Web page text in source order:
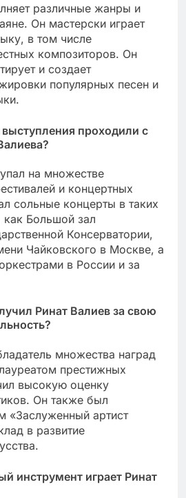
различные жанры и
Он мастерски играет
в том числе
композиторов. Он
и создает
популярных песен и
проходили с
на множестве
и концертных
сольные концерты в таких
как Большой зал
Консерватории,
Чайковского в Москве, а
в России и за
Ринат Валиев за свою
множества наград
престижных
высокую оценку
Он также был
«Заслуженный артист
в развитие
инструмент играет Ринат